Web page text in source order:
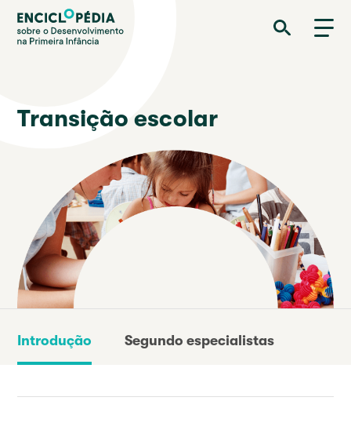
Passar
para
Enciclopédia sobre o Desenvolvimento na Primeira Infância
Transição escolar
Introdução Segundo especialistas